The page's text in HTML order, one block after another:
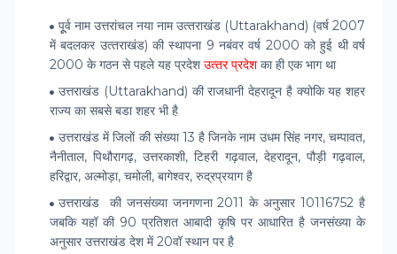
पूूर्व नामउत्तरांचल नया नाम उत्‍तराखंड (Uttarakhand) (वर्ष 2007
में बदलकर उत्‍तराखंड) की स्थापना 9 नबंवर वर्ष 2000 को हुई थी वर्ष
2000 के गठन से पहले यह प्रदेश उत्‍तर प्रदेशका ही एक भाग था
उत्तराखंड (Uttarakhand) की राजधानी देहरादून है क्‍योकि यह शहर
राज्‍य का सबसे बडा शहर भी है
उत्तराखंड में जिलाें की संख्या 13 है जिनके नाम उधम सिंह नगर, चम्पावत,
नैनीताल, पिथौरागढ़, उत्तरकाशी, टिहरी गढ़वाल, देहरादून, पौड़ी गढ़वाल,
हरिद्वार, अल्मोड़ा, चमोली, बागेश्वर, रुद्रप्रयाग है
उत्तराखंड की जनसंख्‍या जनगणना 2011 के अनुसार10116752 है
जबकि यहॉ की 90 प्रतिशत आबादी कृषि पर आधारित है जनसंख्या के
अनुसार उत्तराखंड देश में 20वॉ स्थान पर है